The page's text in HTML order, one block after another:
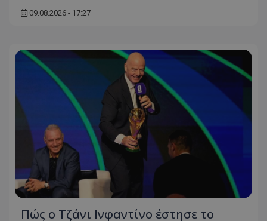
09.08.2026 - 17:27
Πώς ο Τζάνι Ινφαντίνο έστησε το